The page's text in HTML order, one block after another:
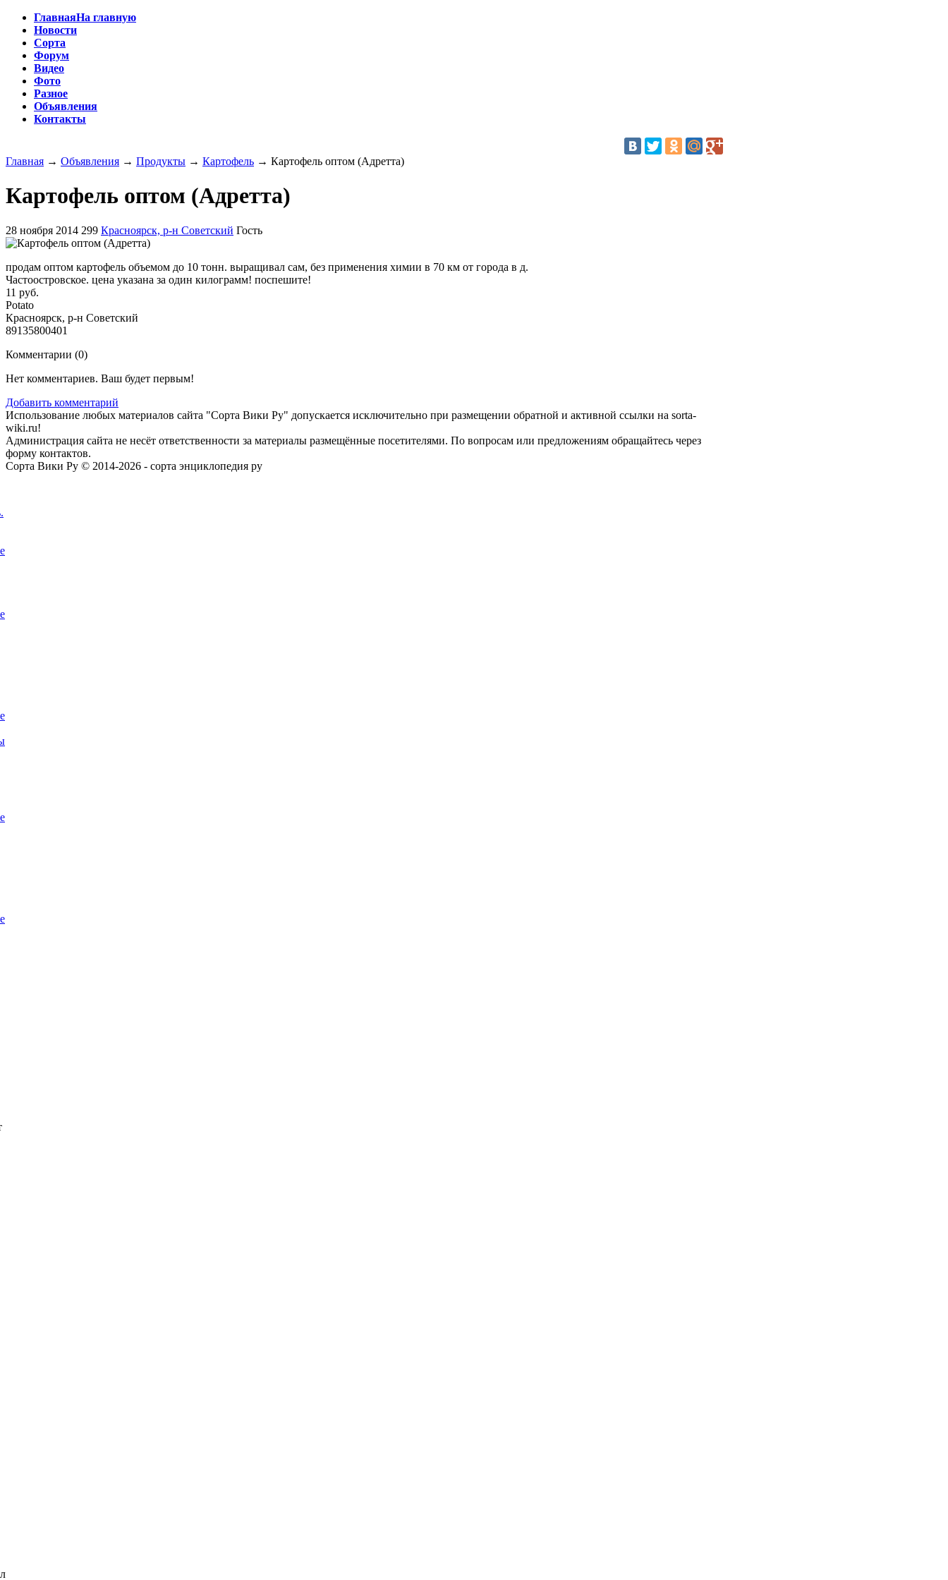
ГлавнаяНа главную
Новости
Сорта
Форум
Видео
Фото
Разное
Объявления
Контакты
Главная → Объявления → Продукты → Картофель → Картофель оптом (Адретта)
Картофель оптом (Адретта)
28 ноября 2014 299 Красноярск, р-н Советский Гость
продам оптом картофель объемом до 10 тонн. выращивал сам, без применения химии в 70 км от города в д.
Частоостровское. цена указана за один килограмм! поспешите!
11 руб.
Potato
Красноярск, р-н Советский
89135800401
Комментарии (0)
Нет комментариев. Ваш будет первым!
Добавить комментарий
Использование любых материалов сайта "Сорта Вики Ру" допускается исключительно при размещении обратной и активной ссылки на sorta-
wiki.ru!
Администрация сайта не несёт ответственности за материалы размещённые посетителями. По вопросам или предложениям обращайтесь через
форму контактов.
Сорта Вики Ру © 2014-2026 - сорта энциклопедия ру